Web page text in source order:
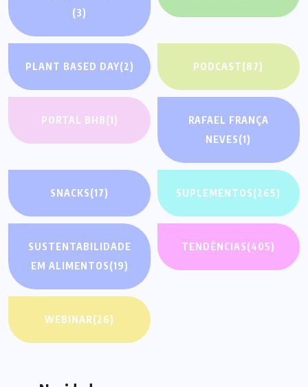
(3)
PLANT BASED DAY(2) PODCAST(87)
PORTAL BHB(1)
RAFAEL FRANÇA
NEVES(1)
SNACKS(17) SUPLEMENTOS(265)
SUSTENTABILIDADE
EM ALIMENTOS(19)
TENDÊNCIAS(405)
WEBINAR(26)